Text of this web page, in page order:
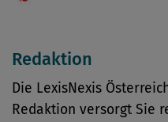
Redaktion
Die LexisNexis
Redaktion versorgt Sie